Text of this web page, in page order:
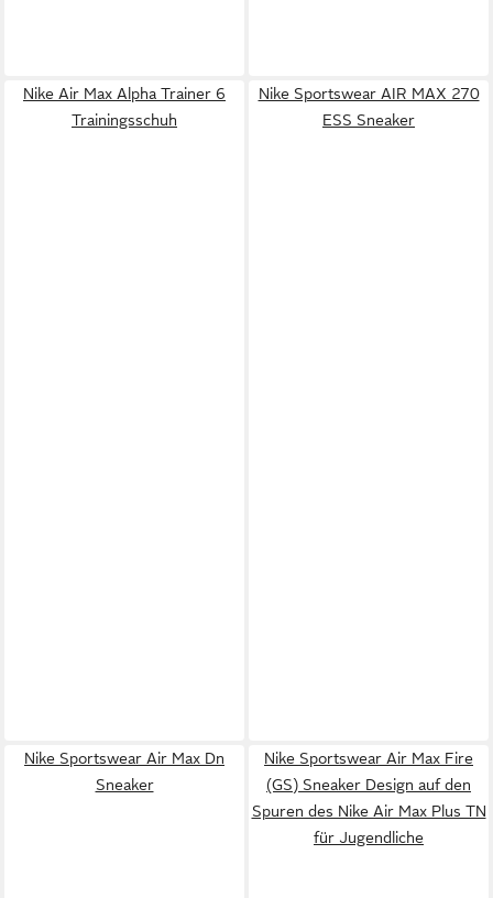
Nike Air Max Alpha Trainer 6
Trainingsschuh
Nike Sportswear AIR MAX 270
ESS Sneaker
Nike Sportswear Air Max Dn
Sneaker
Nike Sportswear Air Max Fire
(GS) Sneaker Design auf den
Spuren des Nike Air Max Plus TN
für Jugendliche